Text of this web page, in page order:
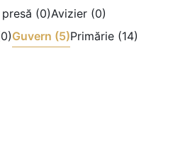
(0)Avizier (0)
Guvern (5)Primărie (14)